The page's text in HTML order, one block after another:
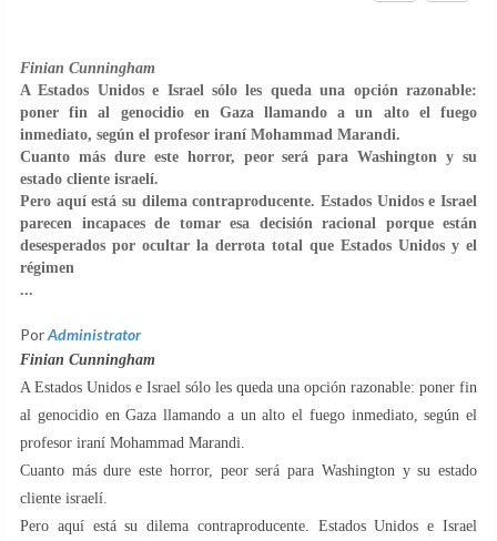
Finian Cunningham
A Estados Unidos e Israel sólo les queda una opción razonable:
poner fin al genocidio en Gaza llamando a un alto el fuego
inmediato, según el profesor iraní Mohammad Marandi.
Cuanto más dure este horror, peor será para Washington y su
estado cliente israelí.
Pero aquí está su dilema contraproducente. Estados Unidos e Israel
parecen incapaces de tomar esa decisión racional porque están
desesperados por ocultar la derrota total que Estados Unidos y el
régimen
...
PorAdministrator
Finian Cunningham
A Estados Unidos e Israel sólo les queda una opción razonable: poner fin
al genocidio en Gaza llamando a un alto el fuego inmediato, según el
profesor iraní Mohammad Marandi.
Cuanto más dure este horror, peor será para Washington y su estado
cliente israelí.
Pero aquí está su dilema contraproducente. Estados Unidos e Israel